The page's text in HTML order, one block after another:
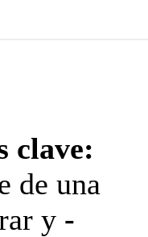
clave:
de una
y -